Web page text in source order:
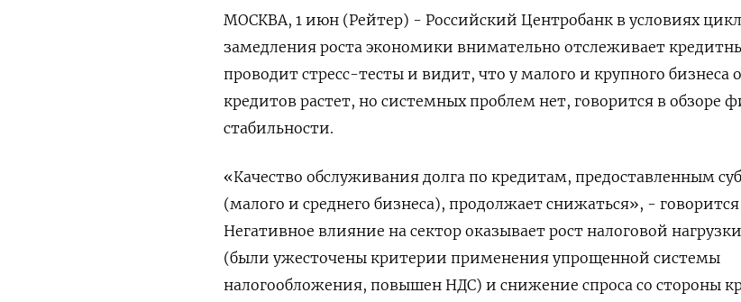
МОСКВА, 1 июн (Рейтер) - Российский Центробанк в условиях
замедления роста экономики внимательно отслеживает
проводит стресс-тесты и видит, что у малого и крупного бизнеса
кредитов растет, но системных проблем нет, говорится в обзоре
стабильности.
«Качество обслуживания долга по кредитам, предоставленным
(малого и среднего бизнеса), продолжает снижаться», - говорится
Негативное влияние на сектор оказывает рост налоговой
(были ужесточены критерии применения упрощенной системы
налогообложения, повышен НДС) и снижение спроса со стороны